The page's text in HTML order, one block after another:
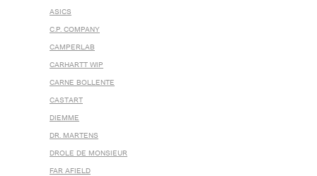
ASICS
C.P. COMPANY
CAMPERLAB
CARHARTT WIP
CARNE BOLLENTE
CASTART
DIEMME
DR. MARTENS
DROLE DE MONSIEUR
FAR AFIELD